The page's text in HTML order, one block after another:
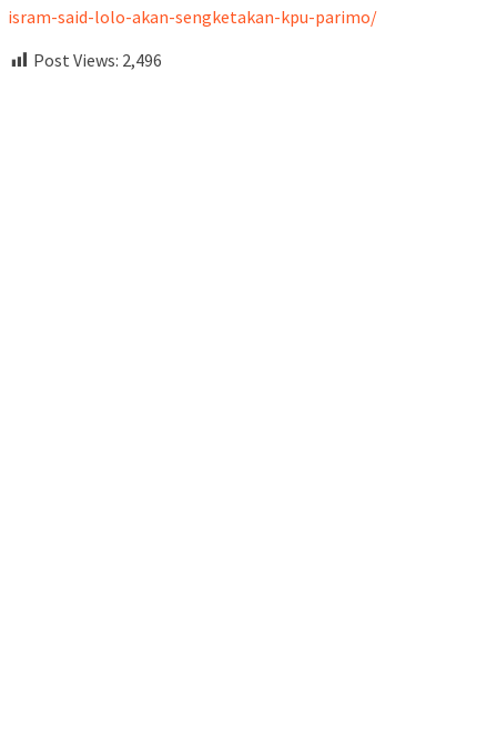
isram-said-lolo-akan-sengketakan-kpu-parimo/
Post Views: 2,496